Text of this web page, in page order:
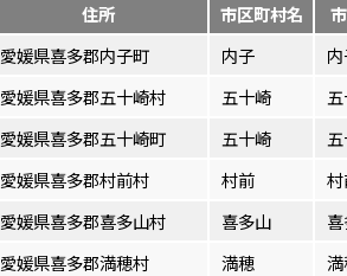
住所 市区町村名
愛媛県喜多郡内子町 内子
愛媛県喜多郡五十崎村 五十崎
愛媛県喜多郡五十崎町 五十崎
愛媛県喜多郡村前村 村前
愛媛県喜多郡喜多山村 喜多山
愛媛県喜多郡満穂村 満穂